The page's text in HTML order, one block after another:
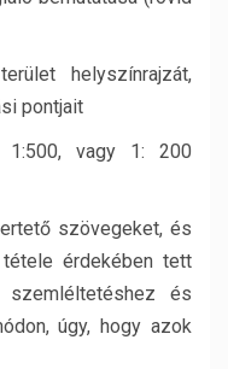
helyszínrajzát,
pontjait
vagy 1: 200
szövegeket, és
érdekében tett
és
úgy, hogy azok